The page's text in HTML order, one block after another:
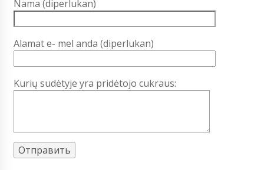
Nama (diperlukan)
Alamat e- mel anda (diperlukan)
Kurių sudėtyje yra pridėtojo cukraus: